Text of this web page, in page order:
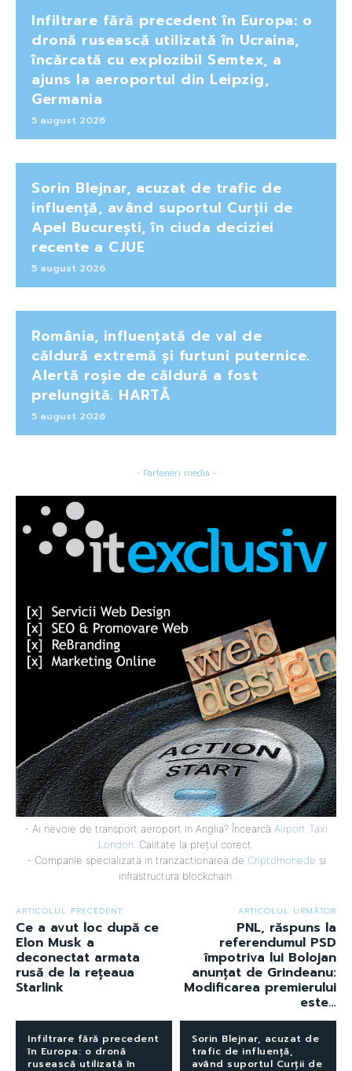
Infiltrare fără precedent în Europa: o
dronă rusească utilizată în Ucraina,
încărcată cu explozibil Semtex, a
ajuns la aeroportul din Leipzig,
Germania
5 august 2026
Sorin Blejnar, acuzat de trafic de
influență, având suportul Curții de
Apel București, în ciuda deciziei
recente a CJUE
5 august 2026
România, influențată de val de
căldură extremă și furtuni puternice.
Alertă roșie de căldură a fost
prelungită. HARTĂ
5 august 2026
- Parteneri media -
- Ai nevoie de transport aeroport in Anglia? Încearcă Airport Taxi
London . Calitate la prețul corect.
- Companie specializata in tranzactionarea de Criptomonede si
infrastructura blockchain.
ARTICOLUL PRECEDENT
Ce a avut loc după ce
Elon Musk a
deconectat armata
rusă de la rețeaua
Starlink
ARTICOLUL URMĂTOR
PNL, răspuns la
referendumul PSD
împotriva lui Bolojan
anunțat de Grindeanu:
Modificarea premierului
este…
Infiltrare fără precedent
în Europa: o dronă
rusească utilizată în
Sorin Blejnar, acuzat de
trafic de influență,
având suportul Curții de